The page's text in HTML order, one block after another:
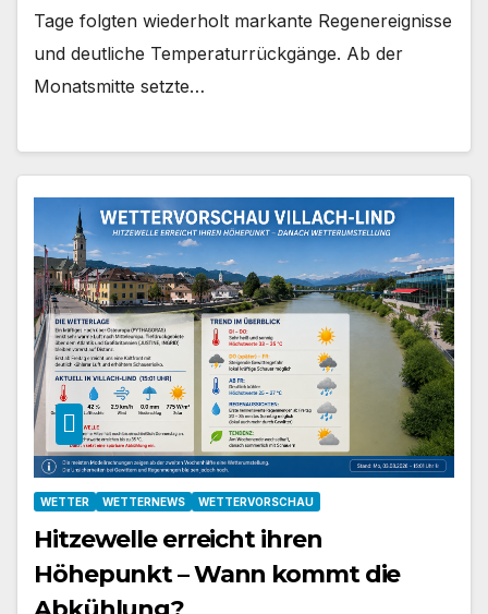
Tage folgten wiederholt markante Regenereignisse
und deutliche Temperaturrückgänge. Ab der
Monatsmitte setzte…
WETTER WETTERNEWS WETTERVORSCHAU
Hitzewelle erreicht ihren
Höhepunkt – Wann kommt die